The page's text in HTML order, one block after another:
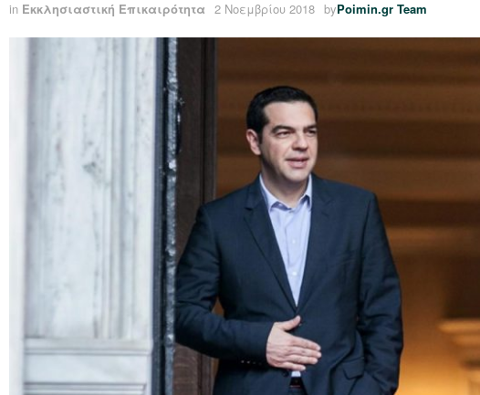
in Εκκλησιαστική Επικαιρότητα 2 Νοεμβρίου 2018 byPoimin.gr Team